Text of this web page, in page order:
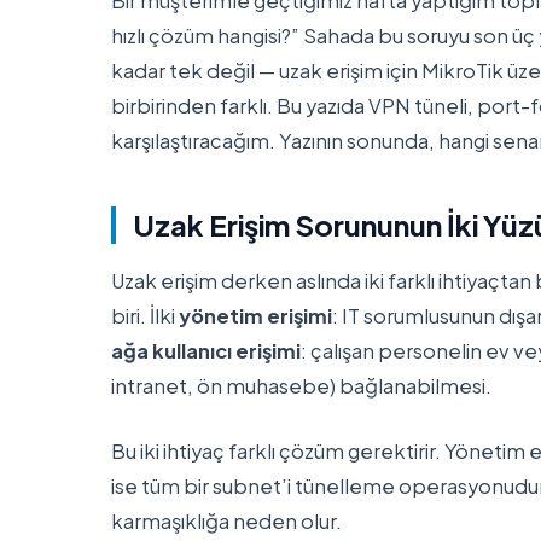
hızlı çözüm hangisi?” Sahada bu soruyu son
kadar tek değil — uzak erişim için MikroTik
birbirinden farklı. Bu yazıda VPN tüneli,
karşılaştıracağım. Yazının sonunda, hangi
Uzak Erişim Sorununun İki
Uzak erişim derken aslında iki farklı ihtiyaçtan
biri. İlkiyönetim erişimi: IT sorumlusunun
ağa kullanıcı erişimi: çalışan personelin ev
intranet, ön muhasebe) bağlanabilmesi.
Bu iki ihtiyaç farklı çözüm gerektirir. Yönetim
ise tüm bir subnet’i tünelleme
karmaşıklığa neden olur.